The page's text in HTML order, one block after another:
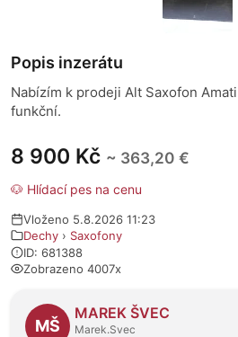
8 900 Kč ~ 363,20 €
🐶 Hlídací pes na cenu
Vloženo 5.8.2026 11:23
Dechy › Saxofony
ID: 681388
Zobrazeno 4007x
O prodejci
MŠ
MAREK ŠVEC
Marek.Svec
Popis inzerátu
Nabízím k prodeji Alt Saxofon
funkční.